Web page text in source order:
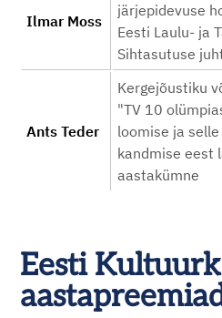
Ilmar Moss
järjepidevuse
Eesti Laulu- ja
Sihtasutuse
Ants Teder
Kergejõustiku
"TV 10
loomise ja
kandmise eest
aastakümne
Eesti